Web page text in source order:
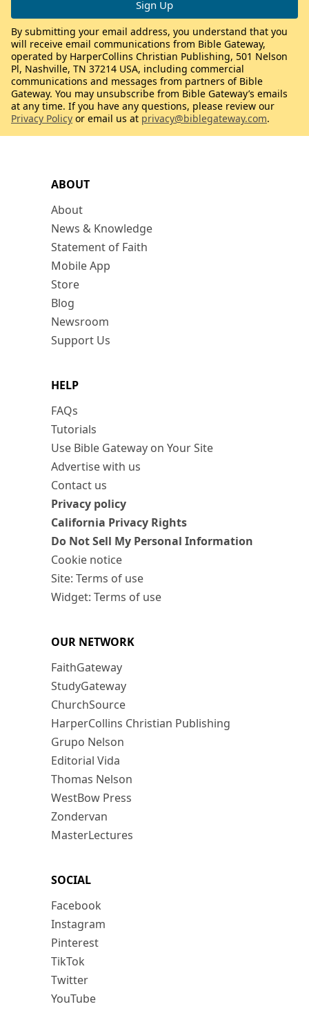
ABOUT
About
News & Knowledge
Statement of Faith
Mobile App
Store
Blog
Newsroom
Support Us
HELP
FAQs
Tutorials
Use Bible Gateway on Your Site
Advertise with us
Contact us
Privacy policy
California Privacy Rights
Do Not Sell My Personal Information
Cookie notice
Site: Terms of use
Widget: Terms of use
OUR NETWORK
FaithGateway
StudyGateway
ChurchSource
HarperCollins Christian Publishing
Grupo Nelson
Editorial Vida
Thomas Nelson
WestBow Press
Zondervan
MasterLectures
SOCIAL
Facebook
Instagram
Pinterest
TikTok
Twitter
YouTube
By submitting your email address, you understand that you
will receive email communications from Bible Gateway,
operated by HarperCollins Christian Publishing, 501 Nelson
Pl, Nashville, TN 37214 USA, including commercial
communications and messages from partners of Bible
Gateway. You may unsubscribe from Bible Gateway’s emails
at any time. If you have any questions, please review our
Privacy Policy or email us at privacy@biblegateway.com.